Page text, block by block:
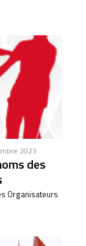
2023
des
Organisateurs